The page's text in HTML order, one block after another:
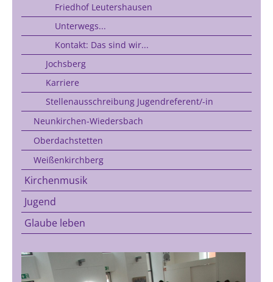
Friedhof Leutershausen
Unterwegs...
Kontakt: Das sind wir...
Jochsberg
Karriere
Stellenausschreibung Jugendreferent/-in
Neunkirchen-Wiedersbach
Oberdachstetten
Weißenkirchberg
Kirchenmusik
Jugend
Glaube leben